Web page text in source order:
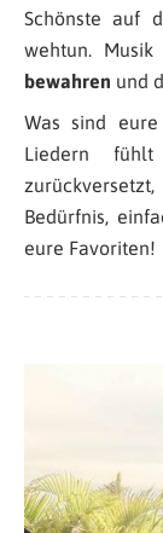
Schönste auf
wehtun.
bewahren und
Was sind
Liedern
Bedürfnis,
eure Favoriten!